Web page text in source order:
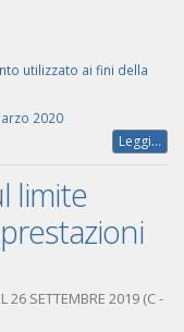
utilizzato ai fini della
2020
Leggi...
limite
26 SETTEMBRE 2019 (C -